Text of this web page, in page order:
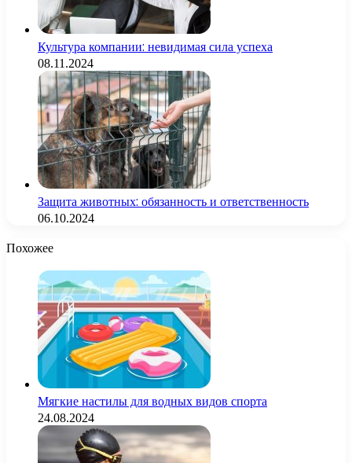
Культура компании: невидимая сила успеха
08.11.2024
Защита животных: обязанность и ответственность
06.10.2024
Похожее
Мягкие настилы для водных видов спорта
24.08.2024